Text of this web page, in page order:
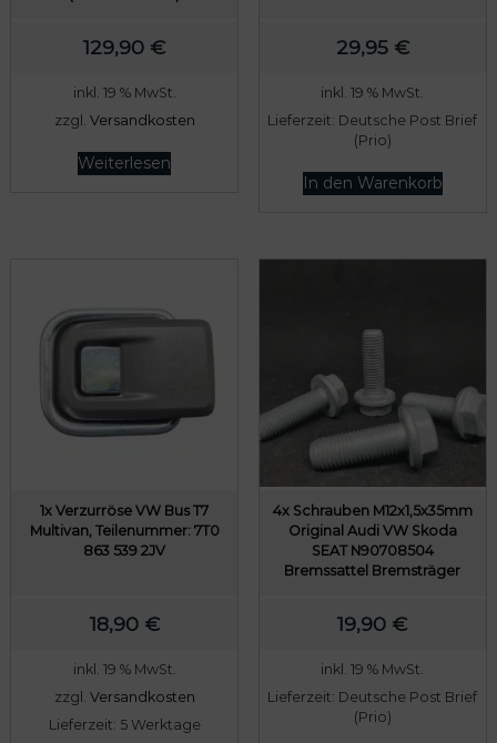
8
9
,
0
0
€
129,90 €
inkl. 19 % MwSt.
zzgl. Versandkosten
Weiterlesen
29,95 €
inkl. 19 % MwSt.
Lieferzeit: Deutsche Post Brief
(Prio)
In den Warenkorb
1x Verzurröse VW Bus T7
Multivan, Teilenummer: 7T0
863 539 2JV
18,90 €
inkl. 19 % MwSt.
zzgl. Versandkosten
Lieferzeit: 5 Werktage
4x Schrauben M12x1,5x35mm
Original Audi VW Skoda
SEAT N90708504
Bremssattel Bremsträger
19,90 €
inkl. 19 % MwSt.
Lieferzeit: Deutsche Post Brief
(Prio)